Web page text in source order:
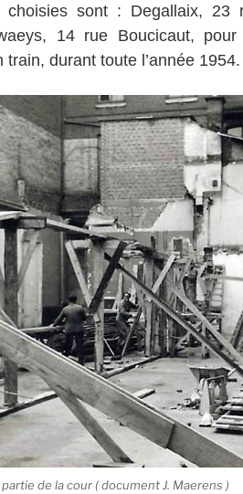
choisies sont : Degallaix,
14 rue Boucicaut,
train, durant toute l’année 1954.
de la cour ( document J. Maerens )